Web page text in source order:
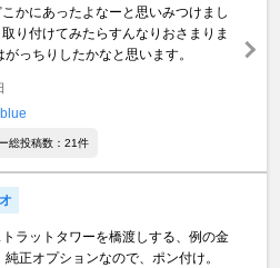
かにあったよなーと思いみつけまし
り付けてみたらすんなりおさまりま
がっちりしたかなと思います。
総投稿数：21件
ラットタワーを橋渡しする、例の金
正オプションなので、ポン付け。